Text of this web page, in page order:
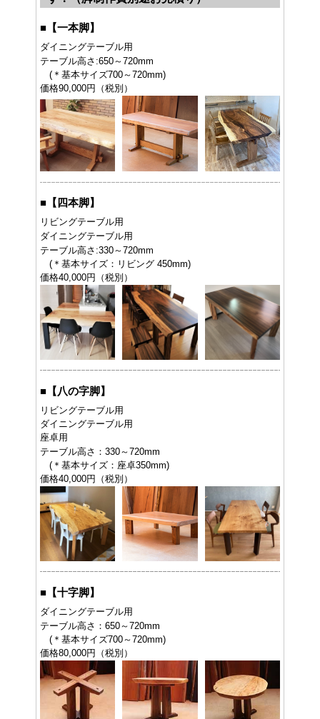
■ 【一本脚】
ダイニングテーブル用
テーブル高さ:650～720mm
(＊基本サイズ700～720mm)
価格90,000円（税別）
■ 【四本脚】
リビングテーブル用
ダイニングテーブル用
テーブル高さ:330～720mm
(＊基本サイズ：リビング 450mm)
価格40,000円（税別）
■ 【八の字脚】
リビングテーブル用
ダイニングテーブル用
座卓用
テーブル高さ：330～720mm
(＊基本サイズ：座卓350mm)
価格40,000円（税別）
■ 【十字脚】
ダイニングテーブル用
テーブル高さ：650～720mm
(＊基本サイズ700～720mm)
価格80,000円（税別）